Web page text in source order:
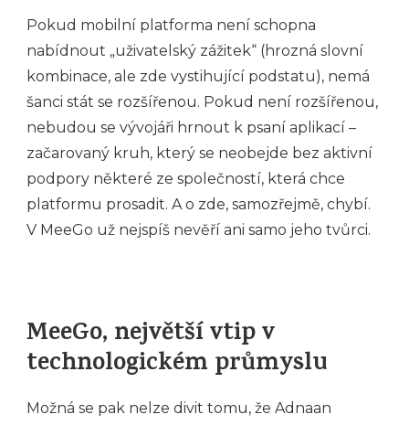
Pokud mobilní platforma není schopna
nabídnout „uživatelský zážitek“ (hrozná slovní
kombinace, ale zde vystihující podstatu), nemá
šanci stát se rozšířenou. Pokud není rozšířenou,
nebudou se vývojáři hrnout k psaní aplikací –
začarovaný kruh, který se neobejde bez aktivní
podpory některé ze společností, která chce
platformu prosadit. A o zde, samozřejmě, chybí.
V MeeGo už nejspíš nevěří ani samo jeho tvůrci.
MeeGo, největší vtip v
technologickém průmyslu
Možná se pak nelze divit tomu, že Adnaan